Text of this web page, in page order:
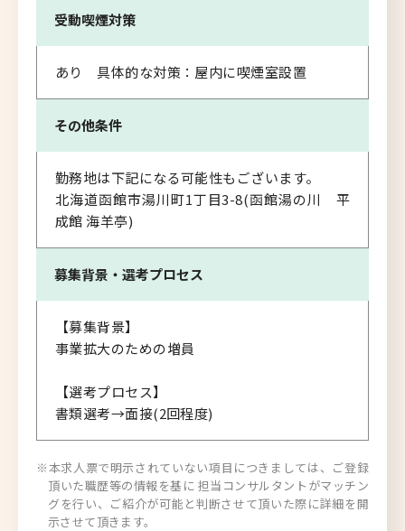
受動喫煙対策
あり 具体的な対策：屋内に喫煙室設置
その他条件
勤務地は下記になる可能性もございます。
北海道函館市湯川町1丁目3-8(函館湯の川 平
成館 海羊亭)
募集背景・ 選考プロセス
【募集背景】
事業拡大のための増員
【選考プロセス】
書類選考→面接(2回程度)
※本求人票で明示されていない項目につきましては、ご登録
頂いた職歴等の情報を基に 担当コンサルタントがマッチン
グを行い、ご紹介が可能と判断させて頂いた際に詳細を開
示させて頂きます。